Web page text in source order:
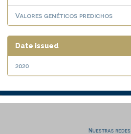
Valores genéticos predichos
Date issued
2020
Nuestras redes